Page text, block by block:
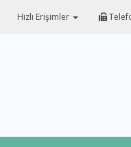
Hızlı Erişimler